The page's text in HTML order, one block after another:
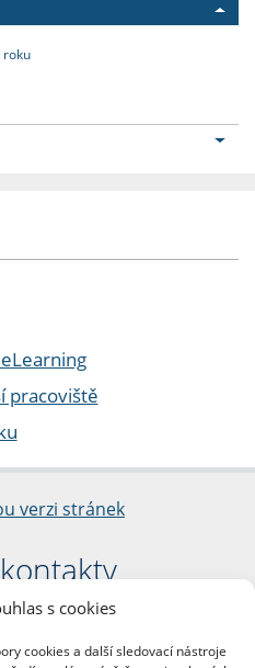
s cookies
cookies a další sledovací nástroje
roku
pracoviště
verzi stránek
fakulta
Palacha 1/2